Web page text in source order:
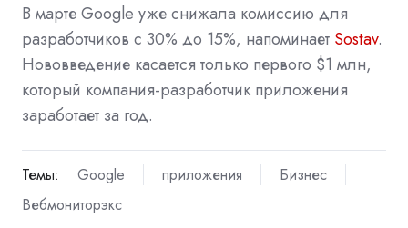
В марте Google ужеснижала комиссию для
разработчиков с 30% до 15%, напоминает Sostav.
Нововведение касается только первого $1 млн,
который компания-разработчик приложения
заработает за год.
Темы: Google приложения
Бизнес
Вебмониторэкс